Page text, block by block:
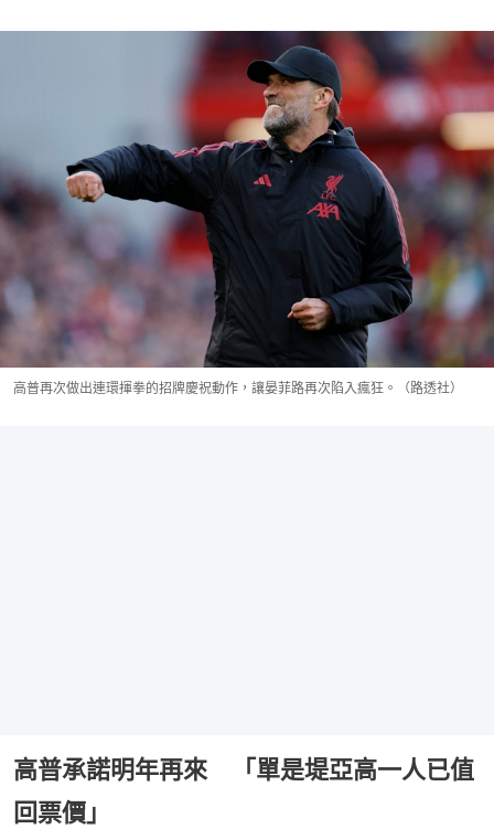
高普再次做出連環揮拳的招牌慶祝動作，讓晏菲路再次陷入瘋狂。（路透社）
高普承諾明年再來 「單是堤亞高一人已值
回票價」